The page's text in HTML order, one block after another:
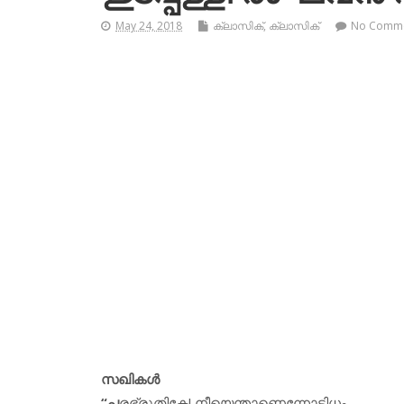
May 24, 2018 ക്ലാസിക്, ക്ലാസിക്‌ No
സഖികൾ